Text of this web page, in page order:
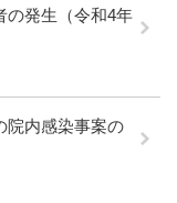
の発生（令和4年
院内感染事案の